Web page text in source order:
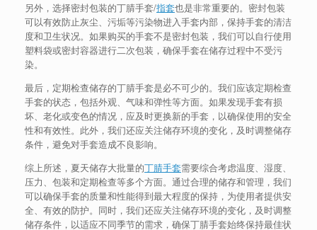
另外，选择密封包装的丁腈手套/指套也是非常重要的。密封包装
可以有效防止灰尘、污垢等污染物进入手套内部，保持手套的清洁
度和卫生状况。如果购买的手套不是密封包装，我们可以自行使用
塑料袋或密封容器进行二次包装，确保手套在储存过程中不受污
染。
最后，定期检查储存的丁腈手套是必不可少的。我们应该定期检查
手套的状态，包括外观、气味和弹性等方面。如果发现手套有损
坏、老化或变色的情况，应及时更换新的手套，以确保使用的安全
性和有效性。此外，我们还应关注储存环境的变化，及时调整储存
条件，避免对手套造成不良影响。
综上所述，夏天储存大批量的丁腈手套需要综合考虑温度、湿度、
压力、包装和定期检查等多个方面。通过合理的储存和管理，我们
可以确保手套的质量和性能得到最大程度的保持，为使用者提供安
全、有效的防护。同时，我们还应关注储存环境的变化，及时调整
储存条件，以适应不同季节的需求，确保丁腈手套始终保持最佳状